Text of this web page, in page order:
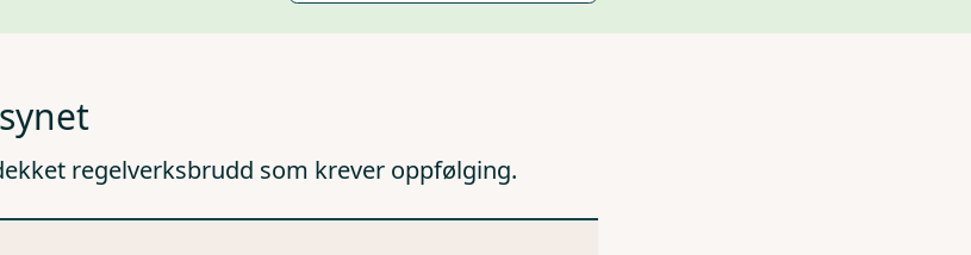
regelverksbrudd som krever oppfølging.